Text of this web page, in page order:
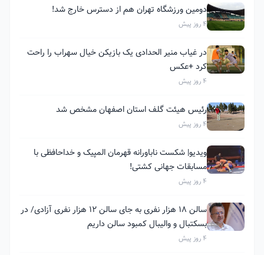
دومین ورزشگاه تهران هم از دسترس خارج شد!
4 روز پیش
در غیاب منیر الحدادی یک بازیکن خیال سهراب را راحت
کرد +عکس
4 روز پیش
رئیس هیئت گلف استان اصفهان مشخص شد
4 روز پیش
ویدیو| شکست ناباورانه قهرمان المپیک و خداحافظی با
مسابقات جهانی کشتی!
4 روز پیش
سالن ۱۸ هزار نفری به جای سالن ۱۲ هزار نفری آزادی/ در
بسکتبال و والیبال کمبود سالن داریم
4 روز پیش